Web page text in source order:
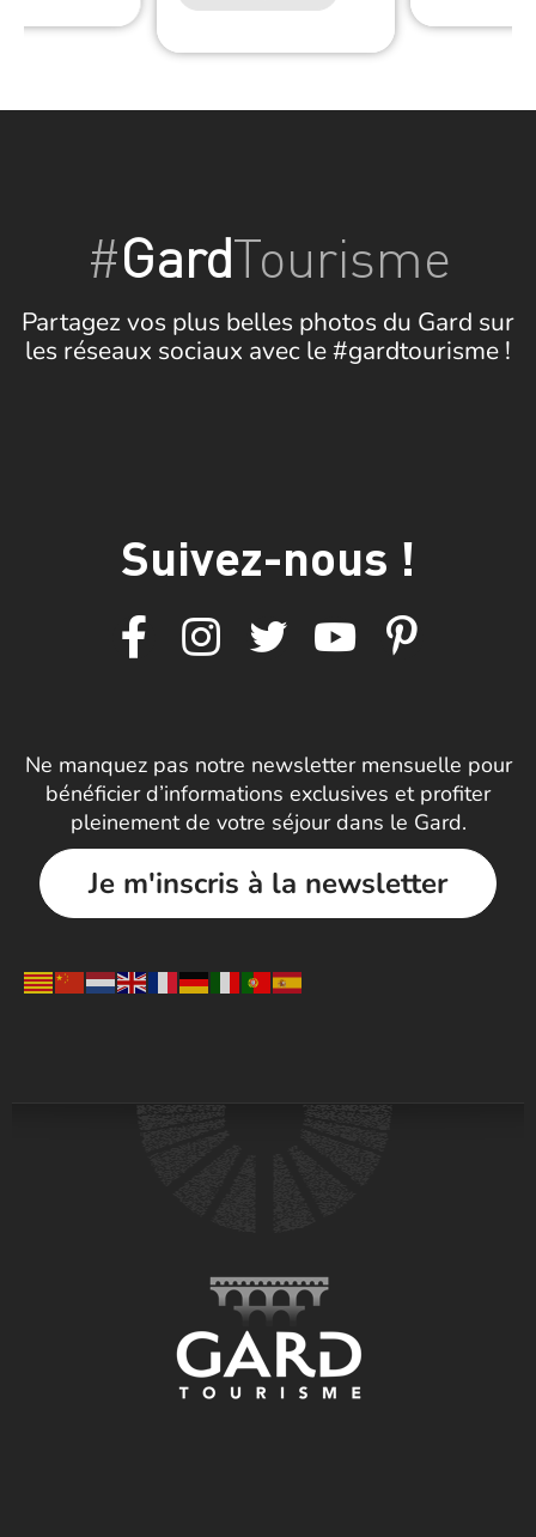
#GardTourisme
Partagez vos plus belles photos du Gard sur
les réseaux sociaux avec le #gardtourisme !
Suivez-nous !
Ne manquez pas notre newsletter mensuelle pour
bénéficier d’informations exclusives et profiter
pleinement de votre séjour dans le Gard.
Je m'inscris à la newsletter